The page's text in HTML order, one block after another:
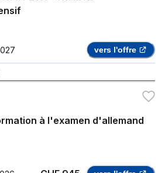
vers l'offre
à l'examen d'allemand